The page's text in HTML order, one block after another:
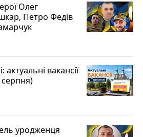
Олег
Петро Федів
вакансії
уродженця